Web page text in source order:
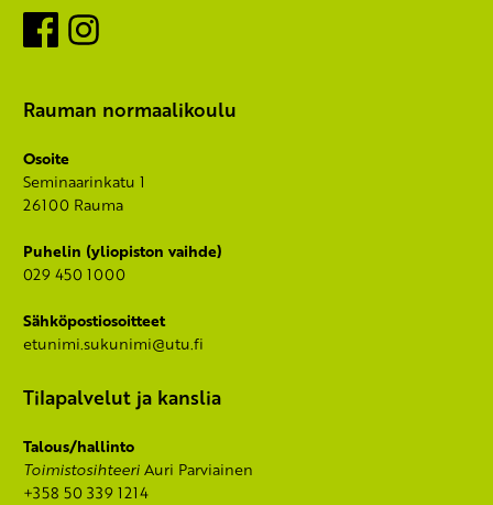
Facebook
Rauman normaalikoulu
Osoite
Seminaarinkatu 1
26100 Rauma
Puhelin (yliopiston vaihde)
029 450 1000
Sähköpostiosoitteet
etunimi.sukunimi@utu.fi
Tilapalvelut ja kanslia
Talous/hallinto
ToimistosihteeriAuri Parviainen
+358 50 339 1214